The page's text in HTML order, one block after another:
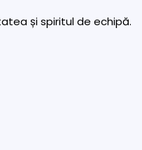
și spiritul de echipă.